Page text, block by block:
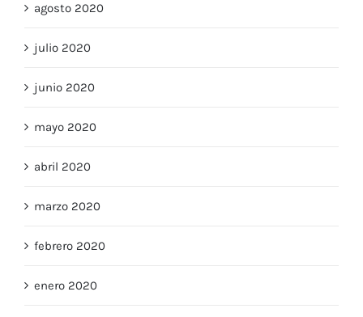
agosto 2020
julio 2020
junio 2020
mayo 2020
abril 2020
marzo 2020
febrero 2020
enero 2020